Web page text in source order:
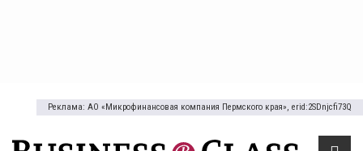
Реклама: АО «Микрофинансовая компания Пермского края», erid:2SDnjcfi73Q